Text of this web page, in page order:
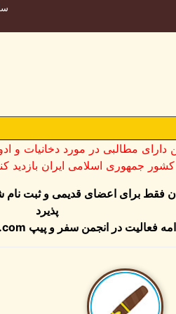
دارای مطالبی در مورد دخانیات و
جمهوری اسلامی ایران بازدید کنندگان باید
فقط برای اعضای قدیمی و ثبت
پذیرد
فعالیت در انجمن سفر و پیپ